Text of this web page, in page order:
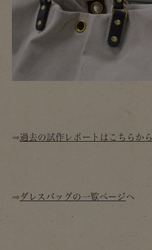
⇒過去の試作レポートはこちらから
⇒ダレスバッグの一覧ページへ